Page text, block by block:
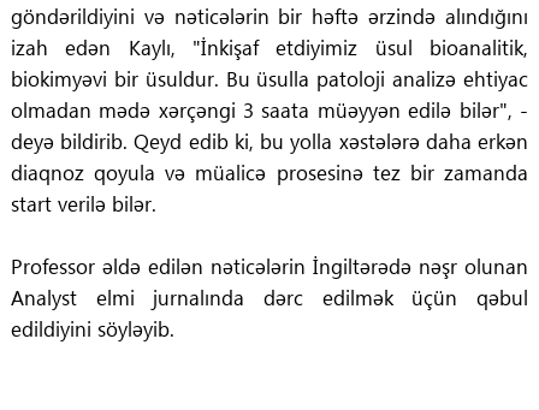
göndərildiyini və nəticələrin bir həftə ərzində alındığını
izah edən Kaylı, "İnkişaf etdiyimiz üsul bioanalitik,
biokimyəvi bir üsuldur. Bu üsulla patoloji analizə ehtiyac
olmadan mədə xərçəngi 3 saata müəyyən edilə bilər", -
deyə bildirib. Qeyd edib ki, bu yolla xəstələrə daha erkən
diaqnoz qoyula və müalicə prosesinə tez bir zamanda
start verilə bilər.
Professor əldə edilən nəticələrin İngiltərədə nəşr olunan
Analyst elmi jurnalında dərc edilmək üçün qəbul
edildiyini söyləyib.